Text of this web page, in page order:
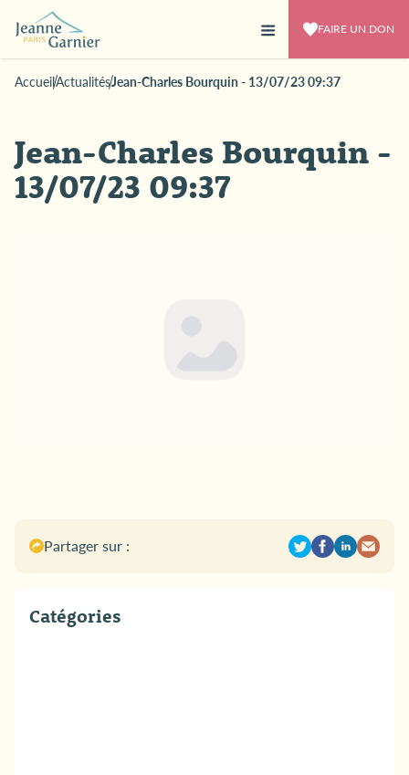
FAIRE UN DON
AccueilActualitésJean-Charles Bourquin - 13/07/23 09:37
Jean-Charles Bourquin -
13/07/23 09:37
Partager sur :
Catégories